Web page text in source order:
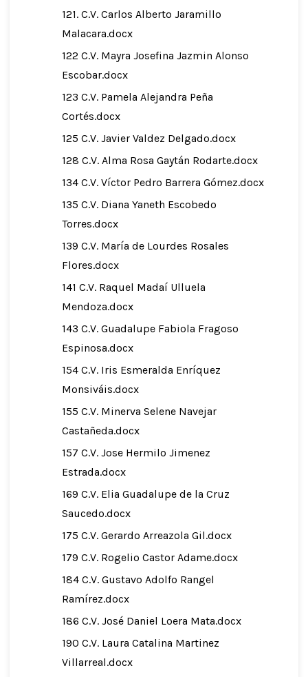
121. C.V. Carlos Alberto Jaramillo
Malacara.docx
122 C.V. Mayra Josefina Jazmin Alonso
Escobar.docx
123 C.V. Pamela Alejandra Peña
Cortés.docx
125 C.V. Javier Valdez Delgado.docx
128 C.V. Alma Rosa Gaytán Rodarte.docx
134 C.V. Víctor Pedro Barrera Gómez.docx
135 C.V. Diana Yaneth Escobedo
Torres.docx
139 C.V. María de Lourdes Rosales
Flores.docx
141 C.V. Raquel Madaí Ulluela
Mendoza.docx
143 C.V. Guadalupe Fabiola Fragoso
Espinosa.docx
154 C.V. Iris Esmeralda Enríquez
Monsiváis.docx
155 C.V. Minerva Selene Navejar
Castañeda.docx
157 C.V. Jose Hermilo Jimenez
Estrada.docx
169 C.V. Elia Guadalupe de la Cruz
Saucedo.docx
175 C.V. Gerardo Arreazola Gil.docx
179 C.V. Rogelio Castor Adame.docx
184 C.V. Gustavo Adolfo Rangel
Ramírez.docx
186 C.V. José Daniel Loera Mata.docx
190 C.V. Laura Catalina Martinez
Villarreal.docx